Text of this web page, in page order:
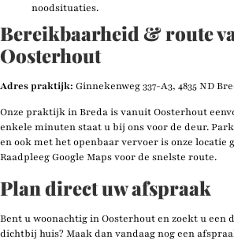
noodsituaties.
Bereikbaarheid & route
Oosterhout
Adres praktijk: Ginnekenweg 337-A3, 4835 ND
Onze praktijk in Breda is vanuit Oosterhout
enkele minuten staat u bij ons voor de deur.
en ook met het openbaar vervoer is onze locatie
Raadpleeg Google Maps voor de snelste route.
Plan direct uw afspraak
Bent u woonachtig in Oosterhout en zoekt u een
dichtbij huis? Maak dan vandaag nog een